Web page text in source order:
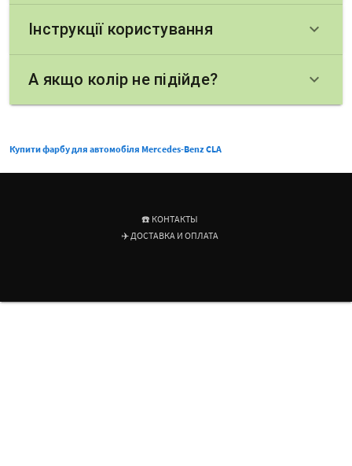
Інструкції користування keyboard_arrow_down
А якщо колір не підійде? keyboard_arrow_down
Купити фарбу для автомобіля Mercedes-Benz CLA
☎️ КОНТАКТЫ
✈️ ДОСТАВКА И ОПЛАТА